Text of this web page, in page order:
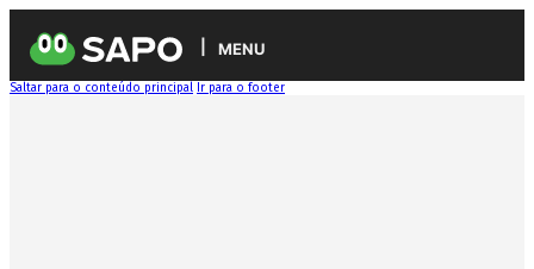
MENU
Saltar para o conteúdo principal Ir para o footer